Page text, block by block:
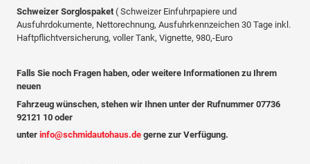
Schweizer Sorglospaket ( Schweizer Einfuhrpapiere und
Ausfuhrdokumente, Nettorechnung, Ausfuhrkennzeichen 30 Tage inkl.
Haftpflichtversicherung, voller Tank, Vignette, 980,-Euro
Falls Sie noch Fragen haben, oder weitere Informationen zu Ihrem
neuen
Fahrzeug wünschen, stehen wir Ihnen unter der Rufnummer 07736
92121 10 oder
unter info@schmidautohaus.de gerne zur Verfügung.